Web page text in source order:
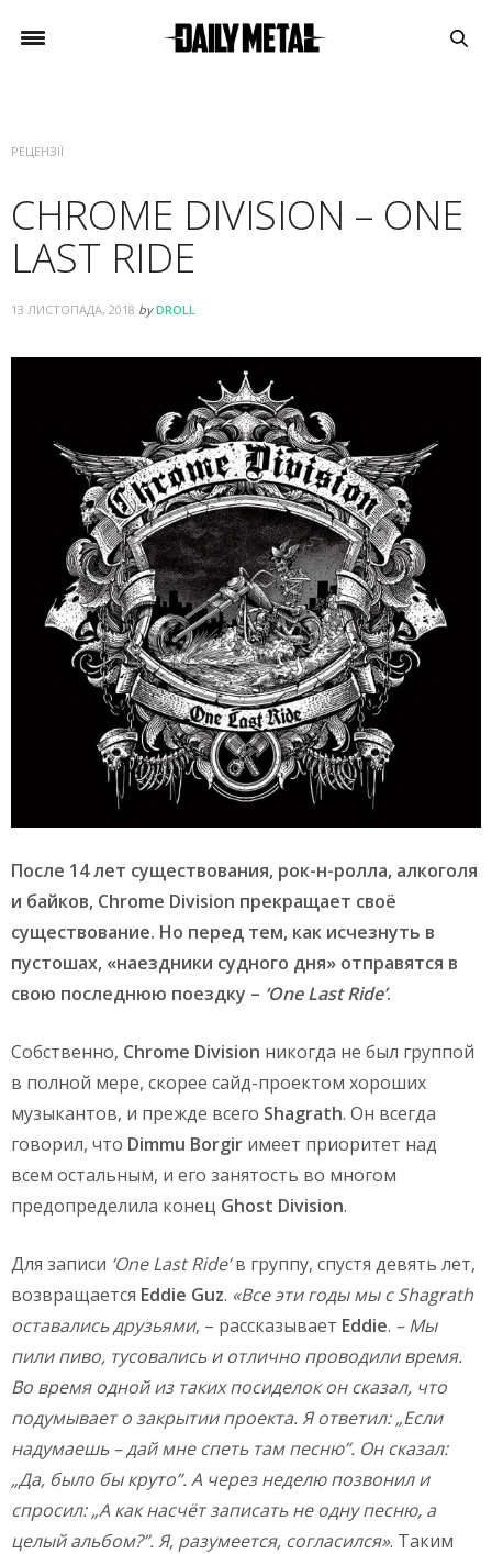
РЕЦЕНЗІЇ
CHROME DIVISION – ONE
LAST RIDE
13 ЛИСТОПАДА, 2018 by DROLL
После 14 лет существования, рок-н-ролла, алкоголя
и байков, Chrome Division прекращает своё
существование. Но перед тем, как исчезнуть в
пустошах, «наездники судного дня» отправятся в
свою последнюю поездку – ‘One Last Ride’.
Собственно, Chrome Division никогда не был группой
в полной мере, скорее сайд-проектом хороших
музыкантов, и прежде всего Shagrath. Он всегда
говорил, что Dimmu Borgir имеет приоритет над
всем остальным, и его занятость во многом
предопределила конец Ghost Division.
Для записи ‘One Last Ride’в группу, спустя девять лет,
возвращается Eddie Guz. «Все эти годы мы с Shagrath
оставались друзьями, – рассказывает Eddie. – Мы
пили пиво, тусовались и отлично проводили время.
Во время одной из таких посиделок он сказал, что
подумывает о закрытии проекта. Я ответил: „Если
надумаешь – дай мне спеть там песню”. Он сказал:
„Да, было бы круто”. А через неделю позвонил и
спросил: „А как насчёт записать не одну песню, а
целый альбом?”. Я, разумеется, согласился». Таким